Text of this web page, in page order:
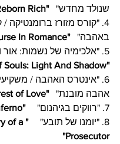
שנולד מחדש" "
Rich
4. "קורס מזורז ברומנטיקה /
באהבה" "Crash Course In Romance"
5. "אלכימיה של נשמות: אור וצל"
"
Souls: Light And Shadow
6. "אינטרס האהבה /
אהבה מובנת" "The Interest of Love"
7. "
רווקים בגיהנום"
"
8. "יומנו של תובע"
of a
Prosecutor"